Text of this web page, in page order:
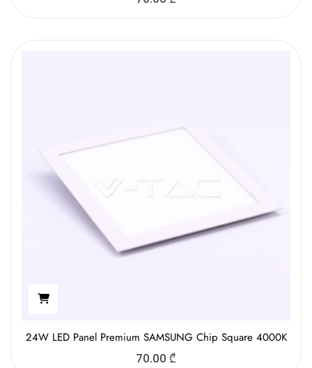
24W LED Panel Premium SAMSUNG Chip Square 4000K
70.00 ₾